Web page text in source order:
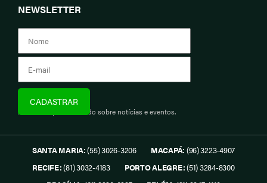
NEWSLETTER
Assine e fique informado sobre notícias e eventos.
SANTA MARIA:(55) 3026-3206 MACAPÁ: (96) 3223-4907
RECIFE:(81) 3032-4183 PORTO ALEGRE:(51) 3284-8300